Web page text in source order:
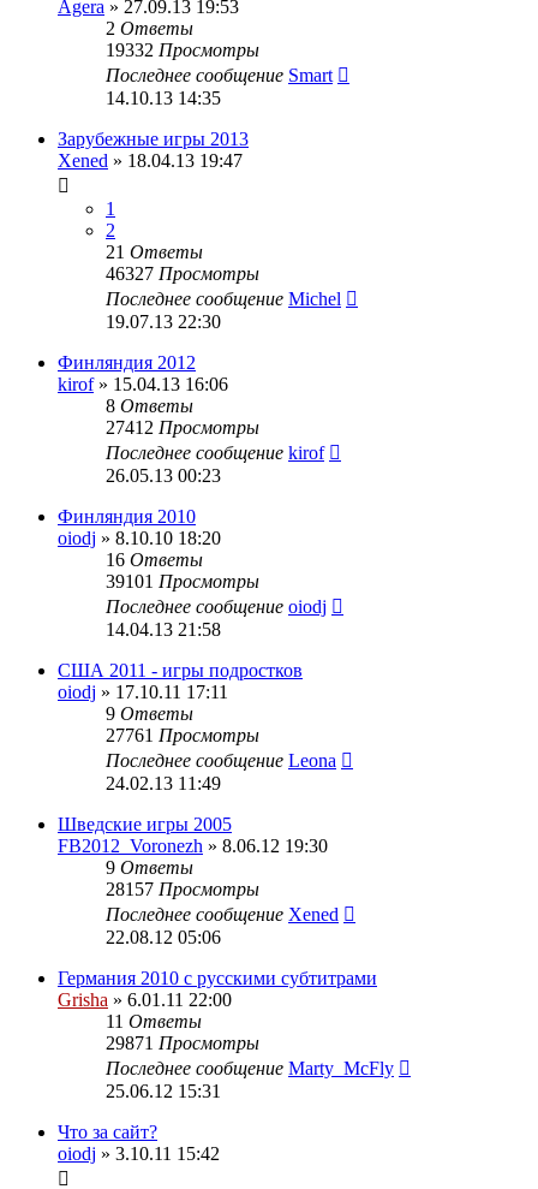
Agera » 27.09.13 19:53
2 Ответы
19332 Просмотры
Последнее сообщение Smart
14.10.13 14:35
Зарубежные игры 2013
Xened » 18.04.13 19:47
1
2
21 Ответы
46327 Просмотры
Последнее сообщение Michel
19.07.13 22:30
Финляндия 2012
kirof» 15.04.13 16:06
8 Ответы
27412 Просмотры
Последнее сообщение kirof
26.05.13 00:23
Финляндия 2010
oiodj » 8.10.10 18:20
16 Ответы
39101 Просмотры
Последнее сообщение oiodj
14.04.13 21:58
США 2011 - игры подростков
oiodj » 17.10.11 17:11
9 Ответы
27761 Просмотры
Последнее сообщение Leona
24.02.13 11:49
Шведские игры 2005
FB2012_Voronezh » 8.06.12 19:30
9 Ответы
28157 Просмотры
Последнее сообщение Xened
22.08.12 05:06
Германия 2010 с русскими субтитрами
Grisha » 6.01.11 22:00
11 Ответы
29871 Просмотры
Последнее сообщение Marty_McFly
25.06.12 15:31
Что за сайт?
oiodj » 3.10.11 15:42